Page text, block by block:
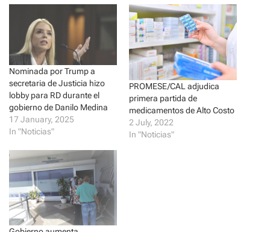
e
o
n
T
w
i
t
t
e
r
(
O
p
e
n
i
n
n
e
w
w
i
n
d
o
w
F
c
e
b
o
o
k
(
O
s
i
n
n
e
w
w
i
n
d
o
Nominada por Trump a
secretaria de Justicia hizo
lobby para RD durante el
gobierno de Danilo Medina
17 January, 2025
In "Noticias"
PROMESE/CAL adjudica
primera partida de
medicamentos de Alto Costo
2 July, 2022
In "Noticias"